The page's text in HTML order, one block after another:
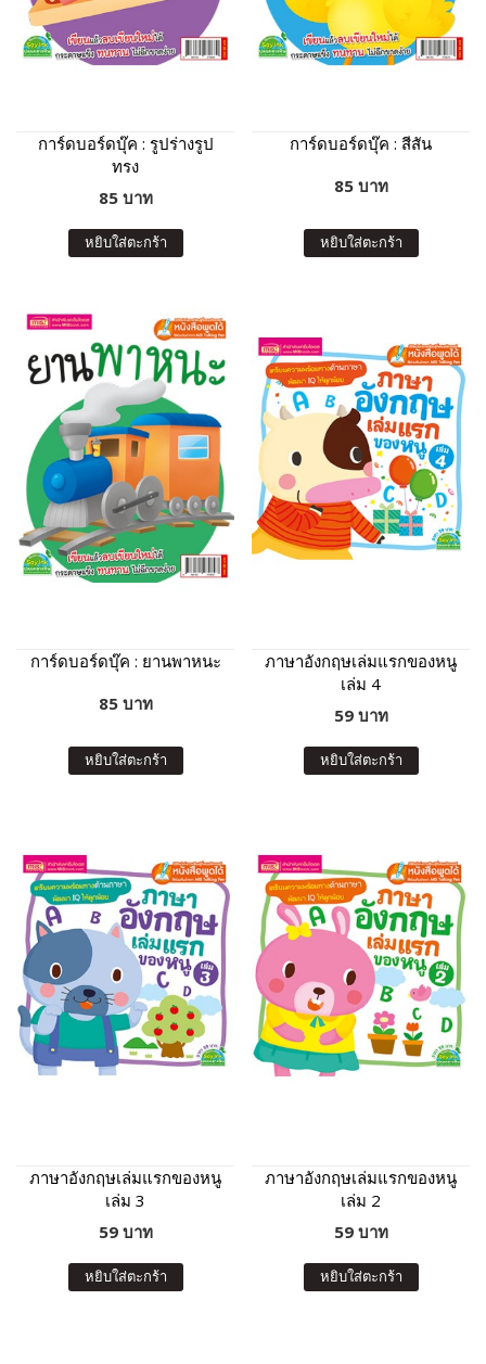
การ์ดบอร์ดบุ๊ค : รูปร่างรูป
ทรง
85 บาท
หยิบใส่ตะกร้า
การ์ดบอร์ดบุ๊ค : สีสัน
85 บาท
หยิบใส่ตะกร้า
การ์ดบอร์ดบุ๊ค : ยานพาหนะ
85 บาท
หยิบใส่ตะกร้า
ภาษาอังกฤษเล่มแรกของหนู
เล่ม 4
59 บาท
หยิบใส่ตะกร้า
ภาษาอังกฤษเล่มแรกของหนู
เล่ม 3
59 บาท
หยิบใส่ตะกร้า
ภาษาอังกฤษเล่มแรกของหนู
เล่ม 2
59 บาท
หยิบใส่ตะกร้า